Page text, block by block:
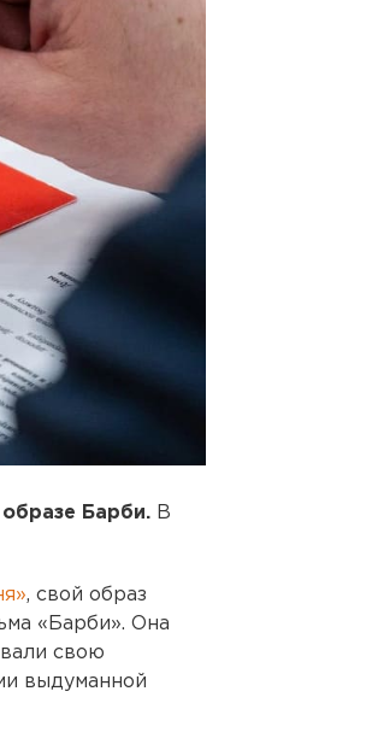
Барби. В
, свой образ
«Барби». Она
свою
выдуманной